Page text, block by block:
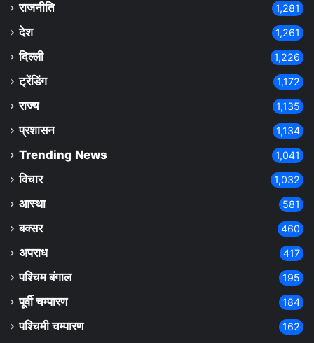
राजनीति 1,281
देश 1,261
दिल्ली 1,226
ट्रेंडिंग 1,172
राज्य 1,135
प्रशासन 1,134
Trending News 1,041
विचार 1,032
आस्था 581
बक्सर 460
अपराध 417
पश्चिम बंगाल 195
पूर्वी चम्पारण 184
पश्चिमी चम्पारण 162